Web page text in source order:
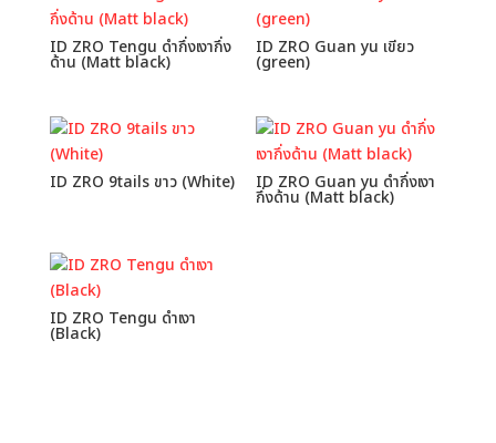
ID ZRO Tengu ดำกึ่งเงากึ่ง
ด้าน (Matt black)
ID ZRO Guan yu เขียว
(green)
ID ZRO 9tails ขาว (White) ID ZRO Guan yu ดำกึ่งเงา
กึ่งด้าน (Matt black)
ID ZRO Tengu ดำเงา
(Black)